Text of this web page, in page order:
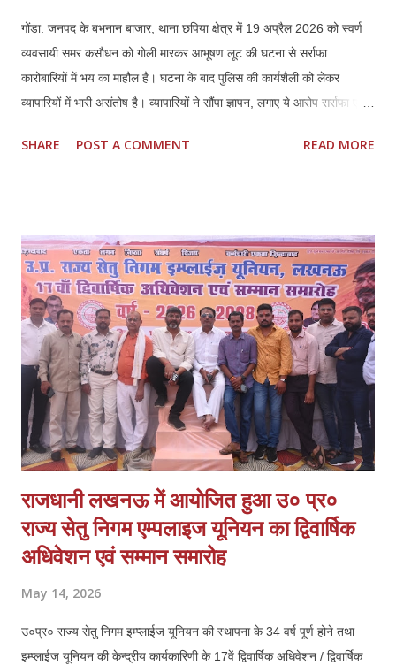
गोंडा: जनपद के बभनान बाजार, थाना छपिया क्षेत्र में 19 अप्रैल 2026 को स्वर्ण
व्यवसायी समर कसौधन को गोली मारकर आभूषण लूट की घटना से सर्राफा
कारोबारियों में भय का माहौल है। घटना के बाद पुलिस की कार्यशैली को लेकर
व्यापारियों में भारी असंतोष है। व्यापारियों ने सौंपा ज्ञापन, लगाए ये आरोप सर्राफा एवं
खुद बयान दिया है, जिसका वीडियो भी मौजूद है। इसके बावजूद पुलिस ने उनके भाई
दर्ज हो। 2. समय सीमा में खुलासा कर अपराधियों की गिरफ्तारी और 100%
बरामदगी हो। 3. स्वर्ण व्यवसायी क्षेत्रों में अतिरिक्त पुलिस बल तैनात किया जाए।
4. आत्मरक्षा के लिए स्वर्ण व्यापारियों को प्राथमिकता पर शस्त्र लाइसेंस दिए जाएं।
व्यापारियों का कहना है कि घटना के बाद से माल के आवागमन में असुरक्षा महसूस हो
रही है और व्य...
SHARE POST A COMMENT READ MORE
राजधानी लखनऊ में आयोजित हुआ उ० प्र०
राज्य सेतु निगम एम्पलाइज यूनियन का द्विवार्षिक
अधिवेशन एवं सम्मान समारोह
May 14, 2026
उ०प्र० राज्य सेतु निगम इम्प्लाईज यूनियन की स्थापना के 34 वर्ष पूर्ण होने तथा
इम्प्लाईज यूनियन की केन्द्रीय कार्यकारिणी के 17वें द्विवार्षिक अधिवेशन / द्विवार्षिक